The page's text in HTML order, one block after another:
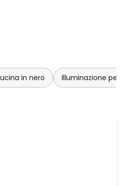
in nero Illuminazione per